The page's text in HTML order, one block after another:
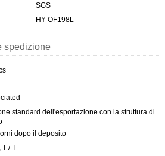
SGS
HY-OF198L
spedizione
standard dell'esportazione con la struttura di
dopo il deposito
T / T